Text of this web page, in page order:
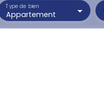
Appartement
Type de bien